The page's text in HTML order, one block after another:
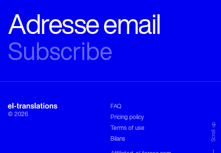
TRANSLATION
COMPANY
Phone
+30 210 680 1333
training@el-translations.com
Leof. Pentelis 2
15234 Chalandri
Greece
Follow
© 2026
FAQ
Pricing policy
Terms of use
Bilans
Scroll up